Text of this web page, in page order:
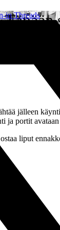
in Threads
Tänään
TPS-HJK KLO 18.30
jälleen
ja portit
liput